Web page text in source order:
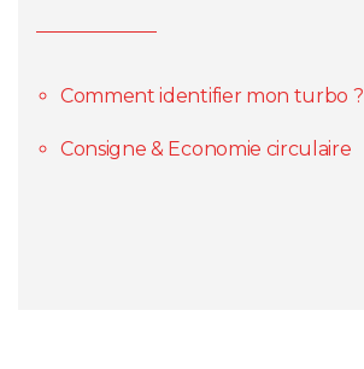
Comment identifier mon turbo ?
Consigne & Economie circulaire